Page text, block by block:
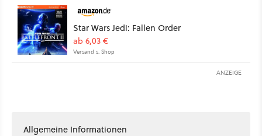
Star Wars Jedi: Fallen Order
ab 6,03 €
Versand s. Shop
ANZEIGE
Allgemeine Informationen